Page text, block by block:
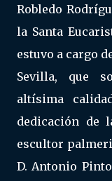
Robledo
la Santa
estuvo a cargo
Sevilla, que
altísima
dedicación de
escultor
D. Antonio